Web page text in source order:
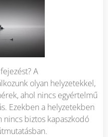
A
olyan helyzetekkel,
ahol nincs egyértelmű
Ezekben a helyzetekben
nincs biztos kapaszkodó